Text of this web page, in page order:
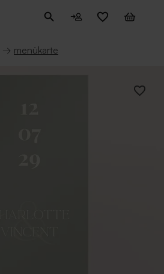
→ menükarte